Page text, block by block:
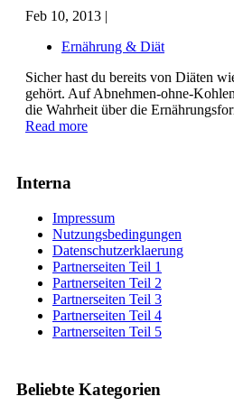
Beliebte Kategorien
Feb 10, 2013 |
Ernährung & Diät
Sicher hast du bereits von Diäten
gehört. Auf Abnehmen-ohne-
die Wahrheit über die
Read more
Interna
Impressum
Nutzungsbedingungen
Datenschutzerklaerung
Partnerseiten Teil 1
Partnerseiten Teil 2
Partnerseiten Teil 3
Partnerseiten Teil 4
Partnerseiten Teil 5